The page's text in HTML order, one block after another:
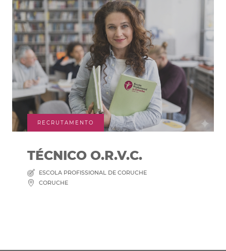
RECRUTAMENTO
TÉCNICO O.R.V.C.
ESCOLA PROFISSIONAL DE CORUCHE
CORUCHE